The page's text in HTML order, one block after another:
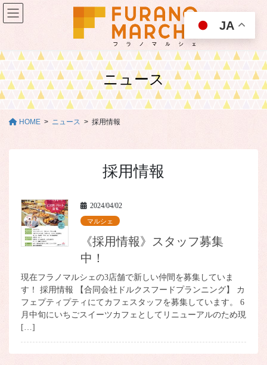
コ
ン
ツ
移
動
ナ
ビ
シ
ン
に
ニュース
HOME ニュース 採用情報
採用情報
2024/04/02
マルシェ
《採用情報》スタッフ募集
中！
現在フラノマルシェの3店舗で新しい仲間を募集していま
す！ 採用情報 【合同会社ドルクスフードプランニング】 カ
フェプティプティにてカフェスタッフを募集しています。 6
月中旬にいちごスイーツカフェとしてリニューアルのため現
[…]
JA